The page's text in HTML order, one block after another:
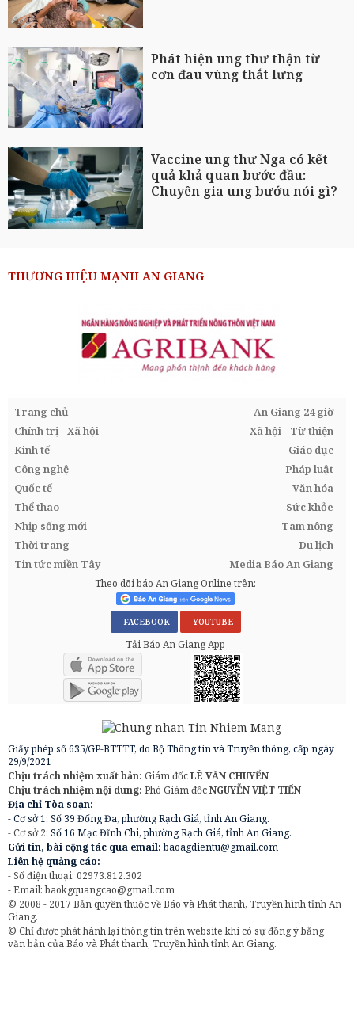
Phát hiện ung thư thận từ
cơn đau vùng thắt lưng
Vaccine ung thư Nga có kết
quả khả quan bước đầu:
Chuyên gia ung bướu nói gì?
THƯƠNG HIỆU MẠNH AN GIANG
Trang chủ
An Giang 24 giờ
Chính trị - Xã hội
Xã hội - Từ thiện
Kinh tế
Giáo dục
Công nghệ
Pháp luật
Quốc tế
Văn hóa
Thể thao
Sức khỏe
Nhịp sống mới
Tam nông
Thời trang
Du lịch
Tin tức miền Tây
Media Báo An Giang
Theo dõi báo An Giang Online trên:
FACEBOOK YOUTUBE
Tải Báo An Giang App
Giấy phép số 635/GP-BTTTT, do Bộ Thông tin và Truyền thông, cấp ngày
29/9/2021
Chịu trách nhiệm xuất bản: Giám đốcLÊ VĂN CHUYỂN
Chịu trách nhiệm nội dung: Phó Giám đốcNGUYỄN VIỆT TIẾN
Địa chỉ Tòa soạn:
- Cơ sở 1: Số 39 Đống Đa, phường Rạch Giá, tỉnh An Giang.
- Cơ sở 2: Số 16 Mạc Đĩnh Chi, phường Rạch Giá, tỉnh An Giang.
Gửi tin, bài cộng tác qua email:baoagdientu@gmail.com
Liên hệ quảng cáo:
- Số điện thoại: 02973.812.302
- Email:baokgquangcao@gmail.com
© 2008 - 2017 Bản quyền thuộc về Báo và Phát thanh, Truyền hình tỉnh An
Giang.
© Chỉ được phát hành lại thông tin trên website khi có sự đồng ý bằng
văn bản của Báo và Phát thanh, Truyền hình tỉnh An Giang.